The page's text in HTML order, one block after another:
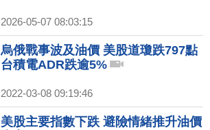
2026-05-07 08:03:15
烏俄戰事波及油價 美股道瓊跌797點
台積電ADR跌逾5%
2022-03-08 09:19:46
美股主要指數下跌 避險情緒推升油價